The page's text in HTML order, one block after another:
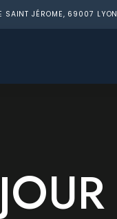
SAINT JÉROME, 69007 LYON